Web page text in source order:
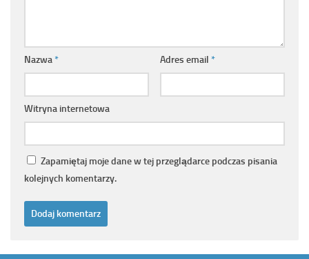
Nazwa* Adres email *
Witryna internetowa
Zapamiętaj moje dane w tej przeglądarce podczas pisania
kolejnych komentarzy.